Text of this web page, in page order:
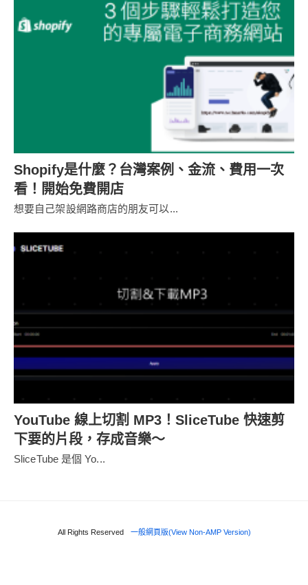
Shopify是什麼？台灣案例、金流、費用一次
看！開始免費開店
想要自己架設網路商店的朋友可以...
YouTube 線上切割 MP3！SliceTube 快速剪
下要的片段，存成音樂～
SliceTube 是個 Yo...
All Rights Reserved 一般網頁版(View Non-AMP Version)